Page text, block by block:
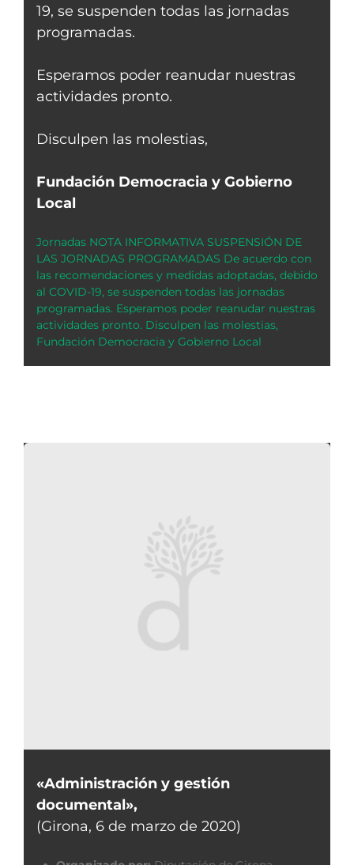
19, se suspenden todas las jornadas
programadas.
Esperamos poder reanudar nuestras
actividades pronto.
Disculpen las molestias,
Fundación Democracia y Gobierno
Local
Jornadas NOTA INFORMATIVA SUSPENSIÓN DE
LAS JORNADAS PROGRAMADAS De acuerdo con
las recomendaciones y medidas adoptadas, debido
al COVID-19, se suspenden todas las jornadas
programadas. Esperamos poder reanudar nuestras
actividades pronto. Disculpen las molestias,
Fundación Democracia y Gobierno Local
«Administración y gestión
documental»,
(Girona, 6 de marzo de 2020)